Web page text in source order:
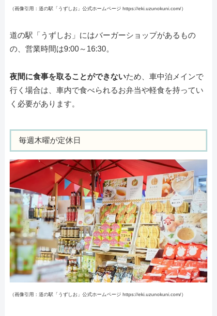
（画像引用：道の駅「うずしお」公式ホームページ https://eki.uzunokuni.com/）
道の駅「うずしお」にはバーガーショップがあるもの
の、営業時間は9:00～16:30。
夜間に食事を取ることができないため、車中泊メインで
行く場合は、車内で食べられるお弁当や軽食を持ってい
く必要があります。
毎週木曜が定休日
（画像引用：道の駅「うずしお」公式ホームページ https://eki.uzunokuni.com/）